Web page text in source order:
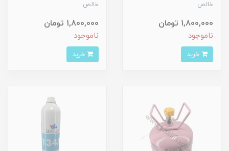
خالص
1,800,000 تومان
ناموجود
خالص
1,800,000 تومان
ناموجود